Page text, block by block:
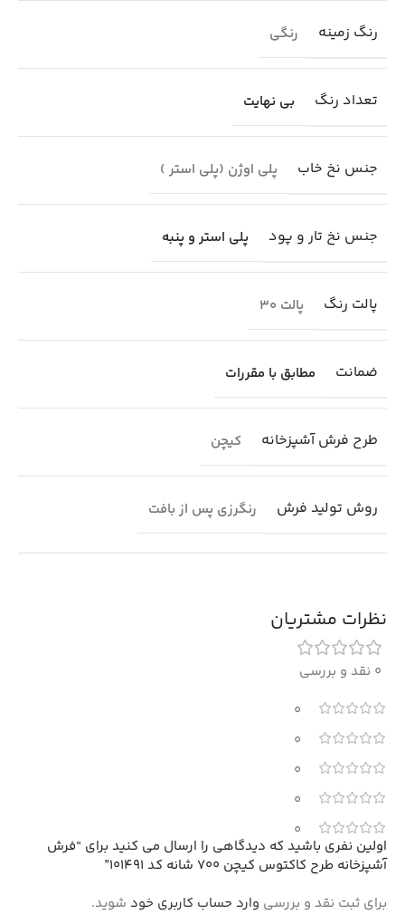
رنگ زمینه رنگی
تعداد رنگ بی نهایت
جنس نخ خاب پلی اوژن (پلی استر )
جنس نخ تار و پود پلی استر و پنبه
پالت رنگ پالت 30
ضمانت مطابق با مقررات
طرح فرش آشپزخانه کیچن
روش تولید فرش رنگرزی پس از بافت
نظرات مشتریان
0 نقد و بررسی
0
0
0
0
0
اولین نفری باشید که دیدگاهی را ارسال می کنید برای “فرش
آشپزخانه طرح کاکتوس کیچن 700 شانه کد 101491”
برای ثبت نقد و بررسی وارد حساب کاربری خود شوید.